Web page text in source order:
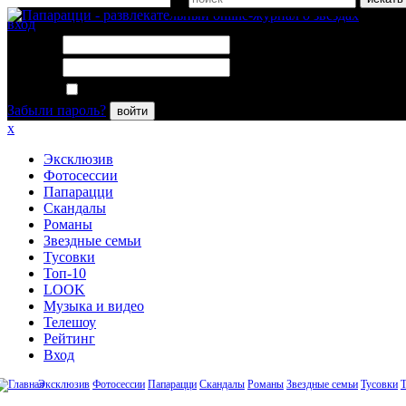
вход
Забыли пароль?
войти
x
Эксклюзив
Фотосессии
Папарацци
Скандалы
Романы
Звездные семьи
Тусовки
Топ-10
LOOK
Музыка и видео
Телешоу
Рейтинг
Вход
Эксклюзив Фотосессии Папарацци Скандалы Романы Звездные семьи Тусовки